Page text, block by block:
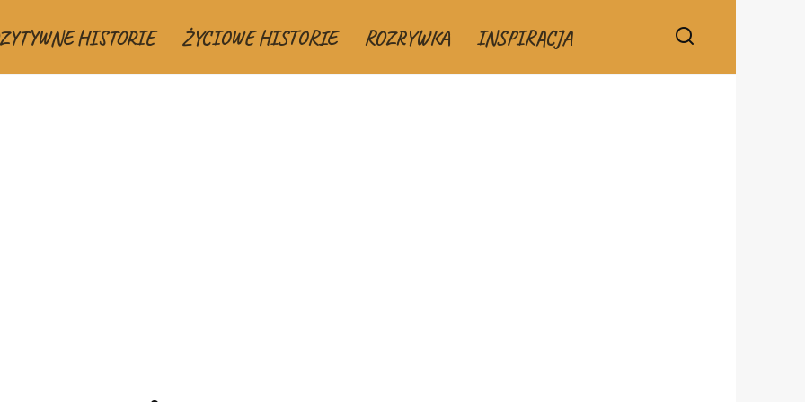
HISTORIE ŻYCIOWE HISTORIE ROZRYWKA INSPIRACJA